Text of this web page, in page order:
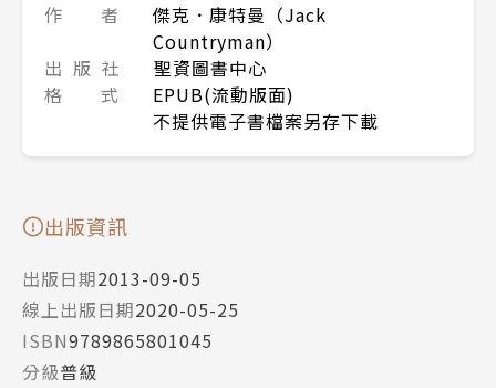
作 者
傑克．康特曼（Jack
Countryman）
出 版 社
聖資圖書中心
格 式
EPUB(流動版面)
不提供電子書檔案另存下載
出版資訊
出版日期2013-09-05
線上出版日期2020-05-25
ISBN9789865801045
分級普級